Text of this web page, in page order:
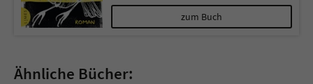
zum Buch
Ähnliche Bücher: